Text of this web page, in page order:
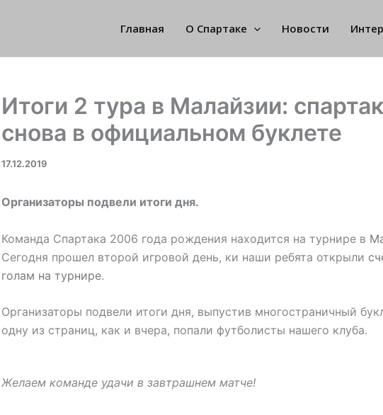
Главная О Спартаке Новости
Итоги 2 тура в Малайзии:
снова в официальном буклете
17.12.2019
Организаторы подвели итоги дня.
Команда Спартака 2006 года рождения находится на турнире в
Сегодня прошел второй игровой день, ки наши ребята открыли
голам на турнире.
Организаторы подвели итоги дня, выпустив многостраничный
одну из страниц, как и вчера, попали футболисты нашего клуба.
Желаем команде удачи в завтрашнем матче!